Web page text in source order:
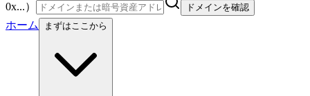
0x...）
ドメインを確認
ホーム まずはここから